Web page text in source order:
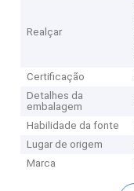
Realçar
Certificação
Detalhes da
embalagem
Habilidade da fonte
Lugar de origem
Marca